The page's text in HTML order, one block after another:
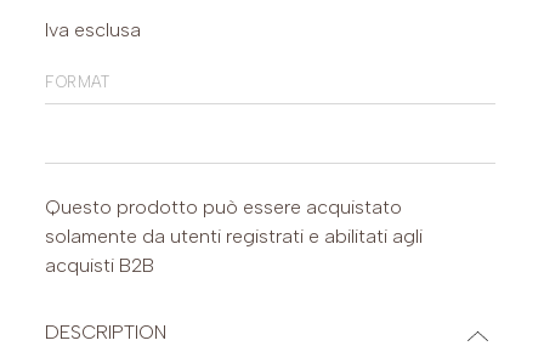
Iva esclusa
format
Questo prodotto può essere acquistato
solamente da utenti registrati e abilitati agli
acquisti B2B
DESCRIPTION